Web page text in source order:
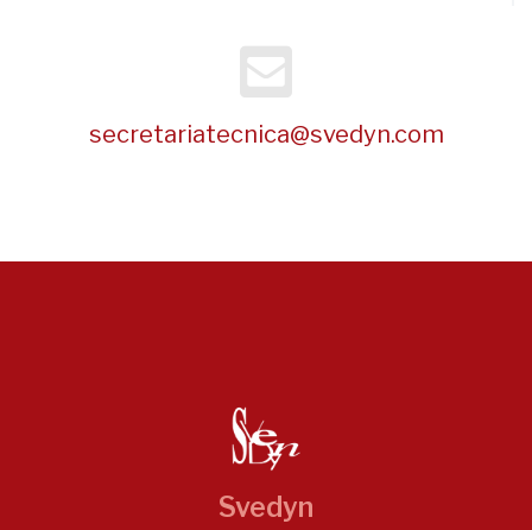
secretariatecnica@svedyn.com
Svedyn